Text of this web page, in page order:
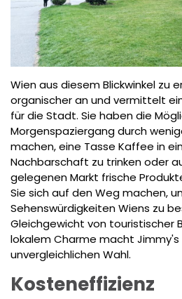
Wien aus diesem Blickwinkel zu
organischer an und vermittelt
für die Stadt. Sie haben die
Morgenspaziergang durch
machen, eine Tasse Kaffee in
Nachbarschaft zu trinken oder
gelegenen Markt frische
Sie sich auf den Weg machen,
Sehenswürdigkeiten Wiens zu
Gleichgewicht von touristischer
lokalem Charme macht
unvergleichlichen Wahl.
Kosteneffizienz